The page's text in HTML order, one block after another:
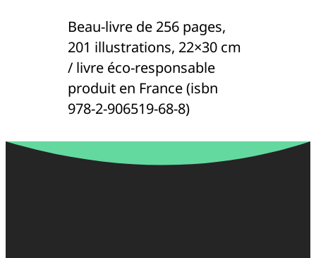
Beau-livre de 256 pages,
201 illustrations, 22×30 cm
/ livre éco-responsable
produit en France (isbn
978-2-906519-68-8)